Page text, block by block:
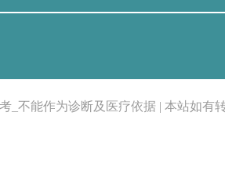
_不能作为诊断及医疗依据 | 本站如